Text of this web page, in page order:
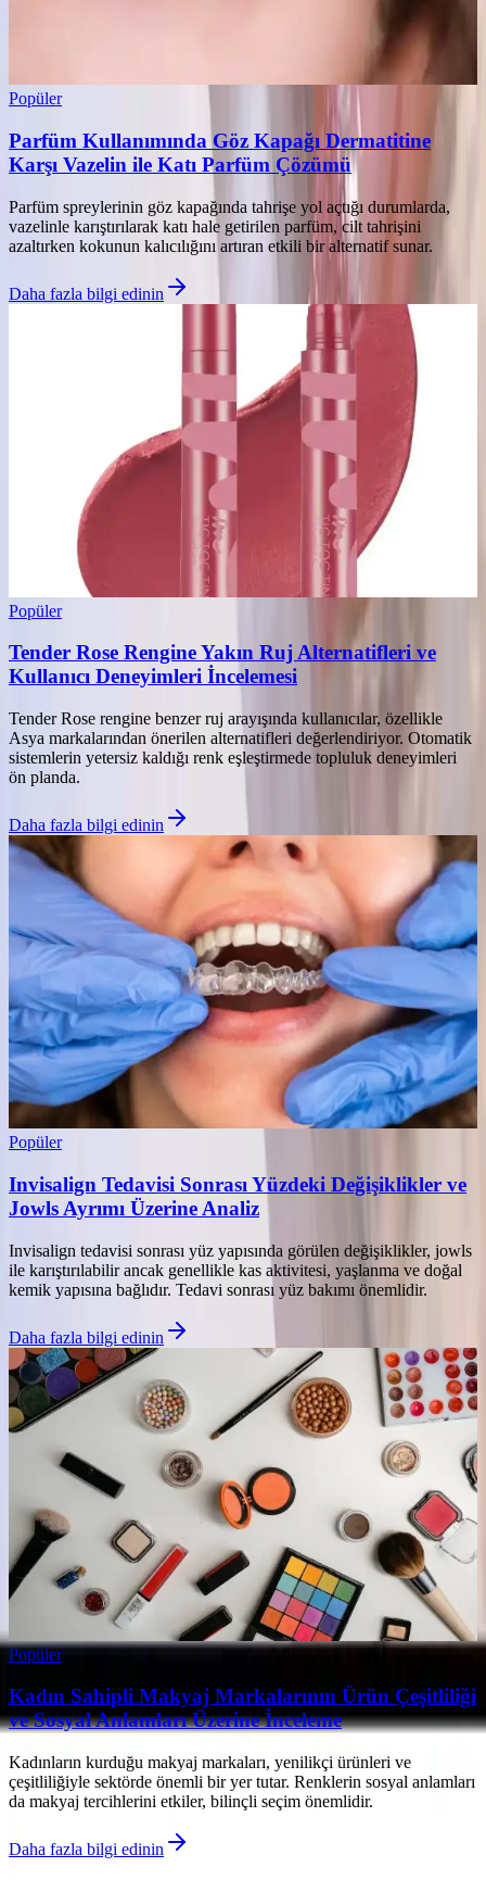
Popüler
Parfüm Kullanımında Göz Kapağı Dermatitine
Karşı Vazelin ile Katı Parfüm Çözümü
Parfüm spreylerinin göz kapağında tahrişe yol açtığı durumlarda,
vazelinle karıştırılarak katı hale getirilen parfüm, cilt tahrişini
azaltırken kokunun kalıcılığını artıran etkili bir alternatif sunar.
Daha fazla bilgi edinin
Popüler
Tender Rose Rengine Yakın Ruj Alternatifleri ve
Kullanıcı Deneyimleri İncelemesi
Tender Rose rengine benzer ruj arayışında kullanıcılar, özellikle
Asya markalarından önerilen alternatifleri değerlendiriyor. Otomatik
sistemlerin yetersiz kaldığı renk eşleştirmede topluluk deneyimleri
ön planda.
Daha fazla bilgi edinin
Popüler
Invisalign Tedavisi Sonrası Yüzdeki Değişiklikler ve
Jowls Ayrımı Üzerine Analiz
Invisalign tedavisi sonrası yüz yapısında görülen değişiklikler, jowls
ile karıştırılabilir ancak genellikle kas aktivitesi, yaşlanma ve doğal
kemik yapısına bağlıdır. Tedavi sonrası yüz bakımı önemlidir.
Daha fazla bilgi edinin
Popüler
Kadın Sahipli Makyaj Markalarının Ürün Çeşitliliği
ve Sosyal Anlamları Üzerine İnceleme
Kadınların kurduğu makyaj markaları, yenilikçi ürünleri ve
çeşitliliğiyle sektörde önemli bir yer tutar. Renklerin sosyal anlamları
da makyaj tercihlerini etkiler, bilinçli seçim önemlidir.
Daha fazla bilgi edinin